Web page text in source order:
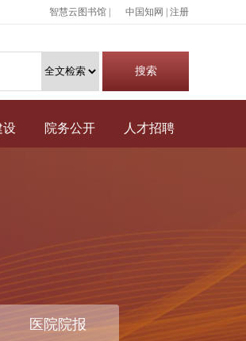
智慧云图书馆 | 中国知网 注册
设 院务公开 人才招聘
医院院报